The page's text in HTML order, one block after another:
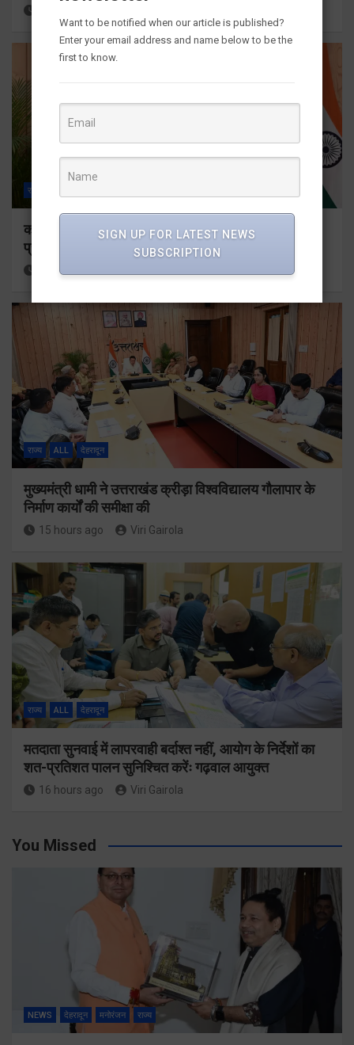
राज्य
कॉमनवेल्थ गेम्स 2026 के उत्तराखंड के पदक विजेताओं और
प्रशिक्षकों को मुख्यमंत्री धामी ने किया सम्मानित
15 hours ago
राज्य ALL देहरादून
मुख्यमंत्री धामी ने उत्तराखंड क्रीड़ा विश्वविद्यालय गौलापार के
निर्माण कार्यों की समीक्षा की
15 hours ago Viri Gairola
राज्य ALL देहरादून
मतदाता सुनवाई में लापरवाही बर्दाश्त नहीं, आयोग के निर्देशों का
शत-प्रतिशत पालन सुनिश्चित करेंः गढ़वाल आयुक्त
16 hours ago Viri Gairola
You Missed
NEWS देहरादून मनोरंजन राज्य
Want to be notified when our article is published?
Enter your email address and name below to be the
first to know.
SIGN UP FOR LATEST NEWS
SUBSCRIPTION